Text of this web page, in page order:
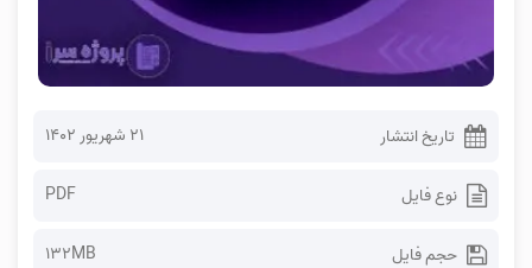
تاریخ انتشار ۲۱ شهریور ۱۴۰۲
نوع فایل PDF
حجم فایل 132MB